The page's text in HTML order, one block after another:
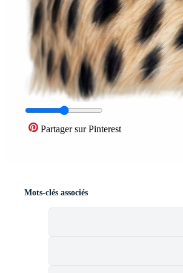
Partager sur Pinterest
Mots-clés associés